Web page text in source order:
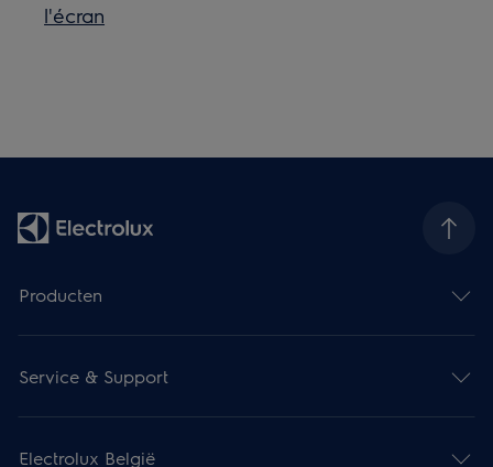
l'écran
Producten
Service & Support
Electrolux België